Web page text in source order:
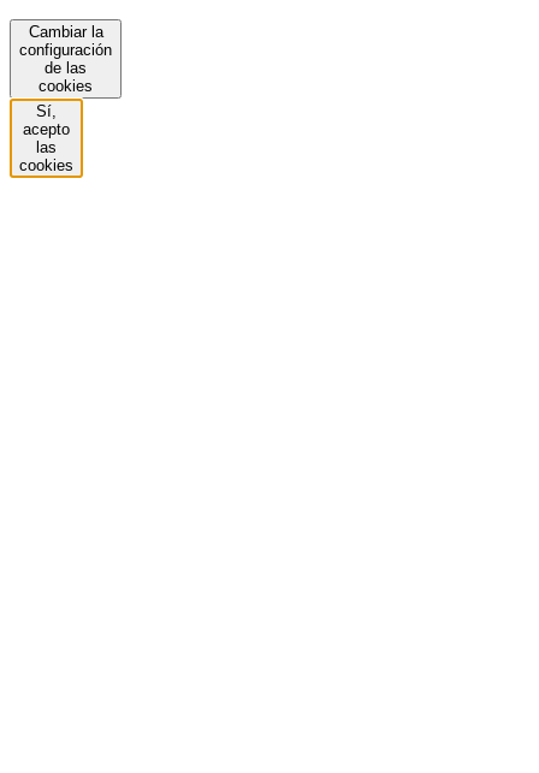
Cambiar la
configuración
de las
cookies
Sí,
acepto
las
cookies